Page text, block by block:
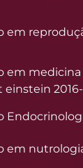
em
em
2016-
em